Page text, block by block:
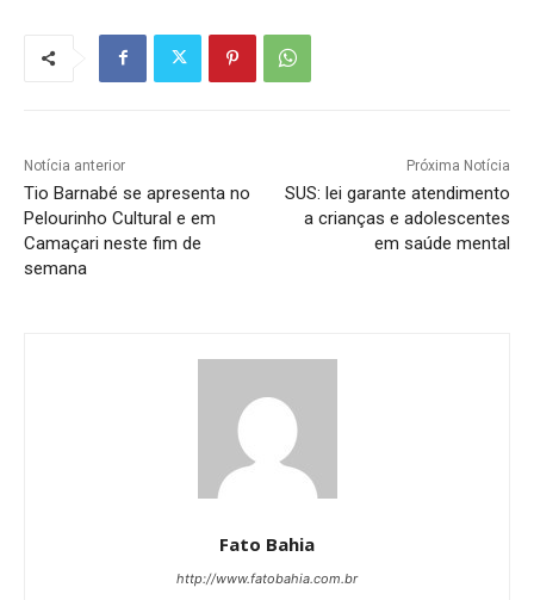
Notícia anterior
Tio Barnabé se apresenta no
Pelourinho Cultural e em
Camaçari neste fim de
semana
Próxima Notícia
SUS: lei garante atendimento
a crianças e adolescentes
em saúde mental
Fato Bahia
http://www.fatobahia.com.br